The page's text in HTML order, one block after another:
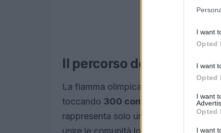
I want
Opted
I want
Opted
I want
Opted
I want
Il percorso della torcia
La fiamma olimpica percorrerà un
toccando 300 comuni e
rappresenta solo una celebrazione